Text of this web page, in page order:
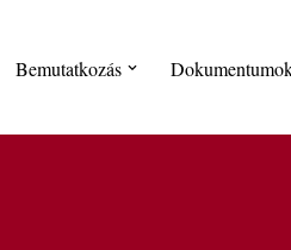
Bemutatkozás